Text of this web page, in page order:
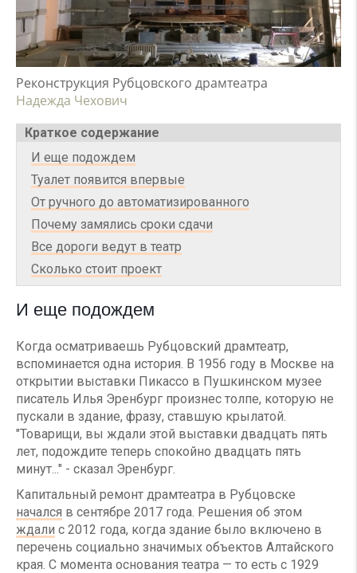
Реконструкция Рубцовского драмтеатра
Надежда Чехович
Краткое содержание
И еще подождем
Туалет появится впервые
От ручного до автоматизированного
Почему замялись сроки сдачи
Все дороги ведут в театр
Сколько стоит проект
И еще подождем
Когда осматриваешь Рубцовский драмтеатр,
вспоминается одна история. В 1956 году в Москве на
открытии выставки Пикассо в Пушкинском музее
писатель Илья Эренбург произнес толпе, которую не
пускали в здание, фразу, ставшую крылатой.
"Товарищи, вы ждали этой выставки двадцать пять
лет, подождите теперь спокойно двадцать пять
минут..." - сказал Эренбург.
Капитальный ремонт драмтеатра в Рубцовске
начался в сентябре 2017 года. Решения об этом
ждали с 2012 года, когда здание было включено в
перечень социально значимых объектов Алтайского
края. С момента основания театра — то есть с 1929